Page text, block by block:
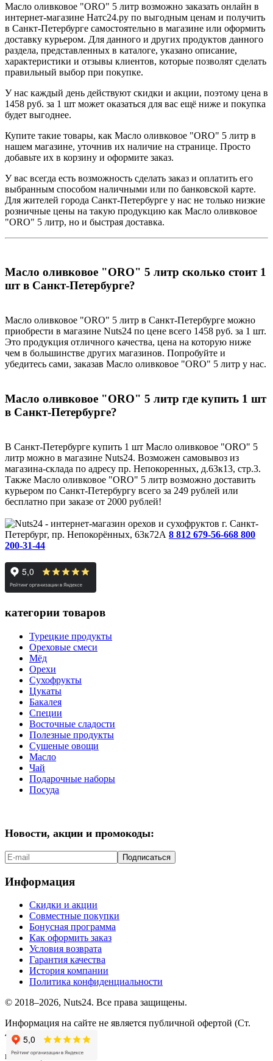
Масло оливковое "ORO" 5 литр возможно заказать онлайн в
интернет-магазине Натс24.ру по выгодным ценам и получить
в Санкт-Петербурге самостоятельно в магазине или оформить
доставку курьером. Для данного и других продуктов данного
раздела, представленных в каталоге, указано описание,
характеристики и отзывы клиентов, которые позволят сделать
правильный выбор при покупке.
У нас каждый день действуют скидки и акции, поэтому цена в
1458 руб. за 1 шт может оказаться для вас ещё ниже и покупка
будет выгоднее.
Купите такие товары, как Масло оливковое "ORO" 5 литр в
нашем магазине, уточнив их наличие на странице. Просто
добавьте их в корзину и оформите заказ.
У вас всегда есть возможность сделать заказ и оплатить его
выбранным способом наличными или по банковской карте.
Для жителей города Санкт-Петербурге у нас не только низкие
розничные цены на такую продукцию как Масло оливковое
"ORO" 5 литр, но и быстрая доставка.
Масло оливковое "ORO" 5 литр сколько стоит 1
шт в Санкт-Петербурге?
Масло оливковое "ORO" 5 литр в Санкт-Петербурге можно
приобрести в магазине Nuts24 по цене всего 1458 руб. за 1 шт.
Это продукция отличного качества, цена на которую ниже
чем в большинстве других магазинов. Попробуйте и
убедитесь сами, заказав Масло оливковое "ORO" 5 литр у нас.
Масло оливковое "ORO" 5 литр где купить 1 шт
в Санкт-Петербурге?
В Санкт-Петербурге купить 1 шт Масло оливковое "ORO" 5
литр можно в магазине Nuts24. Возможен самовывоз из
магазина-склада по адресу пр. Непокоренных, д.63к13, стр.3.
Также Масло оливковое "ORO" 5 литр возможно доставить
курьером по Санкт-Петербургу всего за 249 рублей или
бесплатно при заказе от 2000 рублей!
г. Санкт-
Петербург, пр. Непокорённых, 63к72А 8 812 679-56-668 800
200-31-44
категории товаров
Турецкие продукты
Ореховые смеси
Мёд
Орехи
Сухофрукты
Цукаты
Бакалея
Специи
Восточные сладости
Полезные продукты
Сушеные овощи
Масло
Чай
Подарочные наборы
Посуда
Новости, акции и промокоды:
Подписаться
Информация
Скидки и акции
Совместные покупки
Бонусная программа
Как оформить заказ
Условия возврата
Гарантия качества
История компании
Политика конфиденциальности
© 2018–2026, Nuts24. Все права защищены.
Информация на сайте не является публичной офертой (Ст.
437.2 ГК РФ).
мы в соцсетях